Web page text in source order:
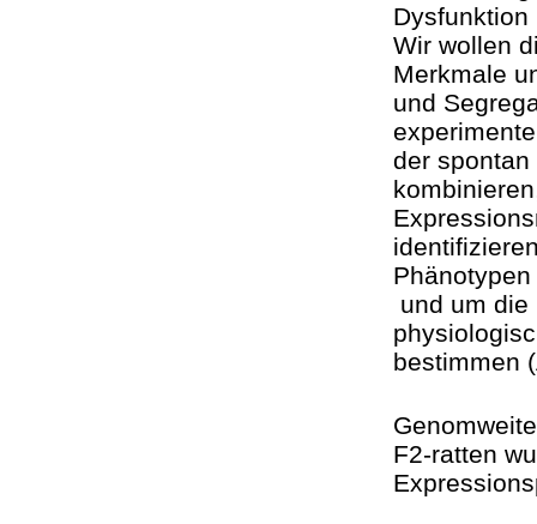
Wir wollen
Merkmale
und
der
und um die
bestimmen
F2-ratten